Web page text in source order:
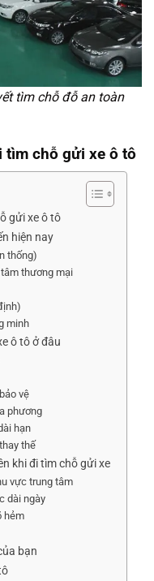
tìm chỗ đỗ an toàn
tìm chỗ gửi xe ô tô
gửi xe ô tô
hiện nay
thống)
thương mại
minh
ô tô ở đâu
vệ
phương
hạn
thế
khi đi tìm chỗ gửi xe
vực trung tâm
dài ngày
hẻm
bạn